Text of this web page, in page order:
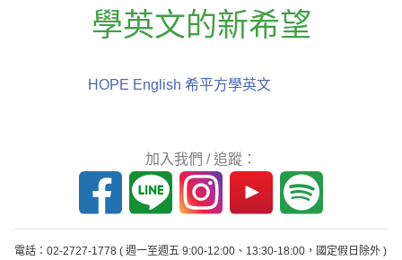
學英文的新希望
HOPE English 希平方學英文
加入我們 / 追蹤：
電話：02-2727-1778 ( 週一至週五 9:00-12:00、13:30-18:00，國定假日除外 )